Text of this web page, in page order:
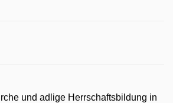
und adlige Herrschaftsbildung in